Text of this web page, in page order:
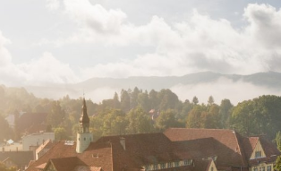
Geschenkgutscheine
Leitfaden Onlinebuchung
MediKur vor Ort
MediKur-App